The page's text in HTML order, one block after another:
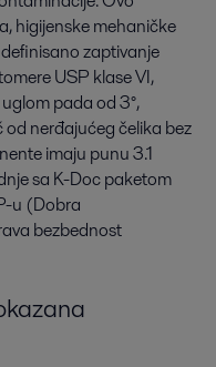
higijenske mehaničke
zaptivanje
USP klase VI,
pada od 3°,
nerđajućeg čelika bez
imaju punu 3.1
sa K-Doc paketom
u (Dobra
bezbednost